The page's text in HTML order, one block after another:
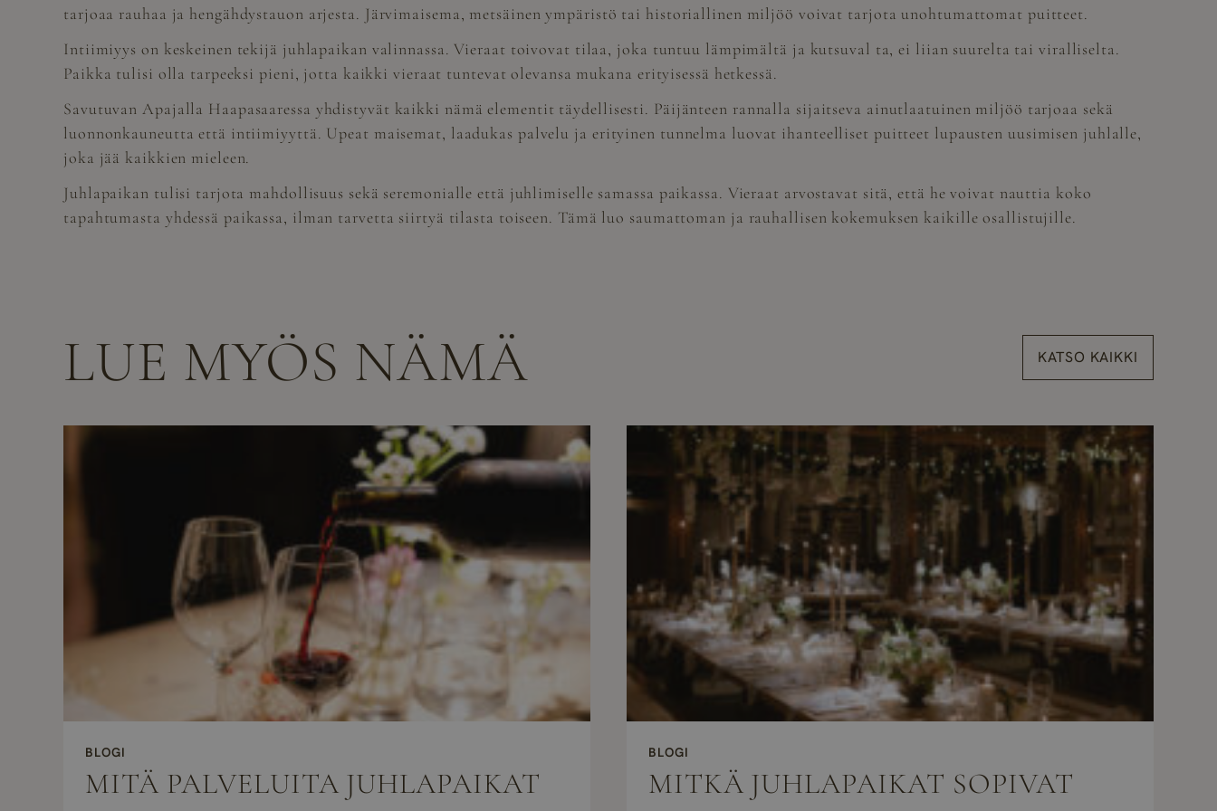
tarjoaa rauhaa ja hengähdystauon arjesta. Järvimaisema, metsäinen ympäristö tai historiallinen miljöö voivat tarjota unohtumattomat puitteet.
Intiimiyys on keskeinen tekijä juhlapaikan valinnassa. Vieraat toivovat tilaa, joka tuntuu lämpimältä ja kutsuval ta, ei liian suurelta tai viralliselta.
Paikka tulisi olla tarpeeksi pieni, jotta kaikki vieraat tuntevat olevansa mukana erityisessä hetkessä.
Savutuvan Apajalla Haapasaaressa yhdistyvät kaikki nämä elementit täydellisesti. Päijänteen rannalla sijaitseva ainutlaatuinen miljöö tarjoaa sekä
luonnonkauneutta että intiimiyyttä. Upeat maisemat, laadukas palvelu ja erityinen tunnelma luovat ihanteelliset puitteet lupausten uusimisen juhlalle,
joka jää kaikkien mieleen.
Juhlapaikan tulisi tarjota mahdollisuus sekä seremonialle että juhlimiselle samassa paikassa. Vieraat arvostavat sitä, että he voivat nauttia koko
tapahtumasta yhdessä paikassa, ilman tarvetta siirtyä tilasta toiseen. Tämä luo saumattoman ja rauhallisen kokemuksen kaikille osallistujille.
LUE MYÖS NÄMÄ KATSO KAIKKI
BLOGI
MITÄ PALVELUITA JUHLAPAIKAT
BLOGI
MITKÄ JUHLAPAIKAT SOPIVAT